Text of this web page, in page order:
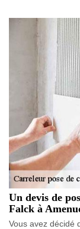
Un devis de
Falck à
Vous avez décidé